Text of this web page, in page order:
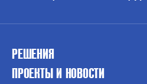
РЕШЕНИЯ
ПРОЕКТЫ И НОВОСТИ